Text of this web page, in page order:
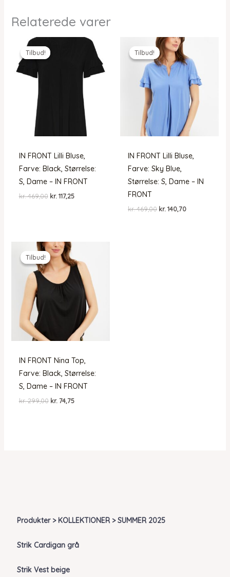
Produkter > KOLLEKTIONER > SUMMER 2025
Strik Cardigan grå
Strik Vest beige
Relaterede varer
Tilbud!
Tilbud!
IN FRONT Lilli Bluse,
Farve: Black, Størrelse:
S, Dame – IN FRONT
kr.469,00 Den
kr. 117,25Den
Tilbud!
Tilbud!
IN FRONT Lilli Bluse,
Farve: Sky Blue,
Størrelse: S, Dame – IN
FRONT
kr.469,00 Den
kr. 140,70Den
Tilbud!
Tilbud!
IN FRONT Nina Top,
Farve: Black, Størrelse:
S, Dame – IN FRONT
kr.299,00 Den
kr. 74,75Den